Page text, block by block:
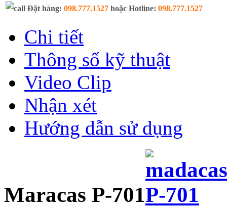
Đặt hàng: 098.777.1527 hoặc Hotline: 098.777.1527
Chi tiết
Thông số kỹ thuật
Video Clip
Nhận xét
Hướng dẫn sử dụng
Maracas P-701